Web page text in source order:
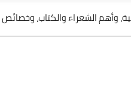
وأهم الشعراء والكتاب،